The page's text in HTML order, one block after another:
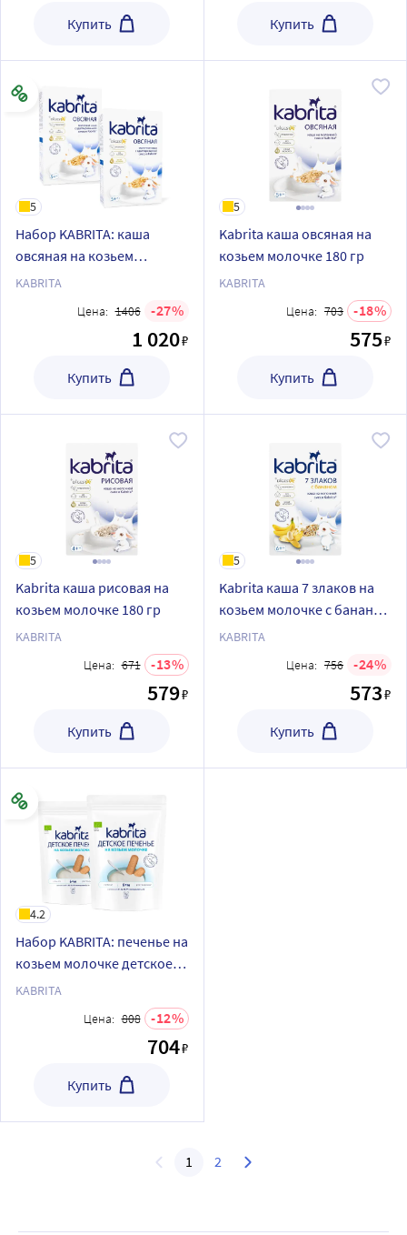
Купить Купить
5
Набор KABRITA: каша
овсяная на козьем
молочке - 2 упаковки
KABRITA
Цена: 1406 27
1 020₽
Купить
5
Kabrita каша овсяная на
козьем молочке 180 гр
KABRITA
Цена: 703 18
575₽
Купить
5
Kabrita каша рисовая на
козьем молочке 180 гр
KABRITA
Цена: 671 13
579₽
Купить
5
Kabrita каша 7 злаков на
козьем молочке с бананом
180 гр
KABRITA
Цена: 756 24
573₽
Купить
4.2
Набор KABRITA: печенье на
козьем молочке детское
6+ - 2 упаковки
KABRITA
Цена: 808 12
704₽
Купить
1 2